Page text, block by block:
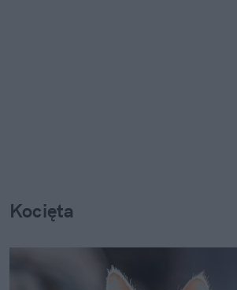
Kocięta